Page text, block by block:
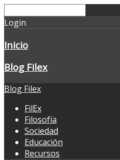
Login
Inicio
Blog Filex
Blog Filex
FilEx
Filosofía
Sociedad
Educación
Recursos